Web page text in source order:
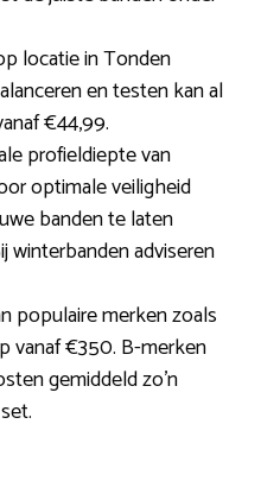
locatie in Tonden
en testen kan al
€44,99.
profieldiepte van
optimale veiligheid
banden te laten
winterbanden adviseren
populaire merken zoals
vanaf €350. B-merken
gemiddeld zo’n